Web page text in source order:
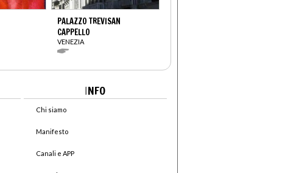
PALAZZO TREVISAN
CAPPELLO
VENEZIA
INFO
Chi siamo
Manifesto
Canali e APP